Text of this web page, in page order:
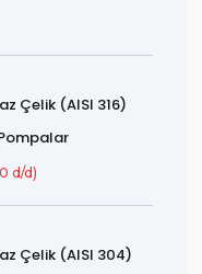
Çelik (AISI 316)
d/d)
Çelik (AISI 304)